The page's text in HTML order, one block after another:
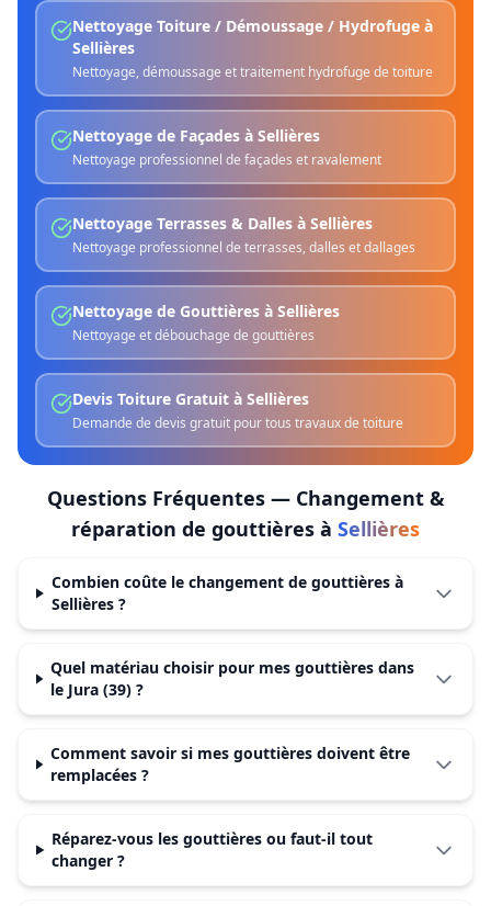
Nettoyage Toiture / Démoussage / Hydrofuge à
Sellières
Nettoyage, démoussage et traitement hydrofuge de toiture
Nettoyage de Façades à Sellières
Nettoyage professionnel de façades et ravalement
Nettoyage Terrasses & Dalles à Sellières
Nettoyage professionnel de terrasses, dalles et dallages
Nettoyage de Gouttières à Sellières
Nettoyage et débouchage de gouttières
Devis Toiture Gratuit à Sellières
Demande de devis gratuit pour tous travaux de toiture
Questions Fréquentes — Changement &
réparation de gouttières à Sellières
Combien coûte le changement de gouttières à
Sellières ?
Quel matériau choisir pour mes gouttières dans
le Jura (39) ?
Comment savoir si mes gouttières doivent être
remplacées ?
Réparez-vous les gouttières ou faut-il tout
changer ?